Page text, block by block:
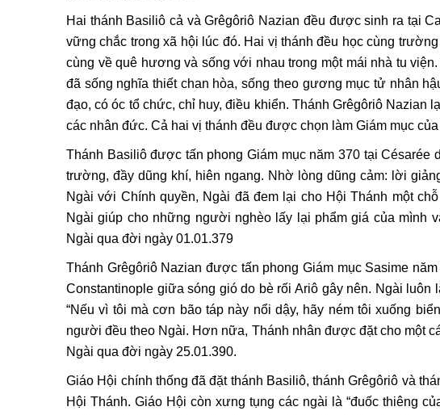
Hai thánh Basiliô cả và Grêgôriô Nazian đều được sinh ra tại
vững chắc trong xã hội lúc đó. Hai vị thánh đều học cùng
cùng về quê hương và sống với nhau trong một mái nhà tu
đã sống nghĩa thiết chan hòa, sống theo gương mục tử nhân
đạo, có óc tổ chức, chỉ huy, điều khiển. Thánh Grêgôriô Nazian
các nhân đức. Cả hai vị thánh đều được chọn làm Giám mục
Thánh Basiliô được tấn phong Giám mục năm 370 tại Césarée
trường, đầy dũng khí, hiên ngang. Nhờ lòng dũng cảm: lời
Ngài với Chính quyền, Ngài đã đem lại cho Hội Thánh một
Ngài giúp cho những người nghèo lấy lại phẩm giá của mình
Ngài qua đời ngày 01.01.379
Thánh Grêgôriô Nazian được tấn phong Giám mục Sasime
Constantinople giữa sóng gió do bè rối Ariô gây nên. Ngài
“Nếu vì tôi mà cơn bão táp này nổi dậy, hãy ném tôi xuống
người đều theo Ngài. Hơn nữa, Thánh nhân được đặt cho một
Ngài qua đời ngày 25.01.390.
Giáo Hội chính thống đã đặt thánh Basiliô, thánh Grêgôriô và
Hội Thánh. Giáo Hội còn xưng tụng các ngài là “đuốc thiêng